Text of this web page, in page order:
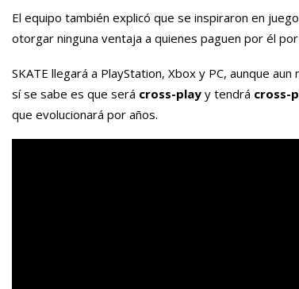
El equipo también explicó que se inspiraron en
otorgar ninguna ventaja a quienes paguen por él
SKATE llegará a PlayStation, Xbox y PC, aunque
sí se sabe es que será cross-play y tendrá cross-
que evolucionará por años.